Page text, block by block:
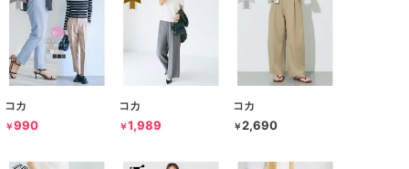
コカ
￥990
コカ
￥1,989
コカ
￥2,690